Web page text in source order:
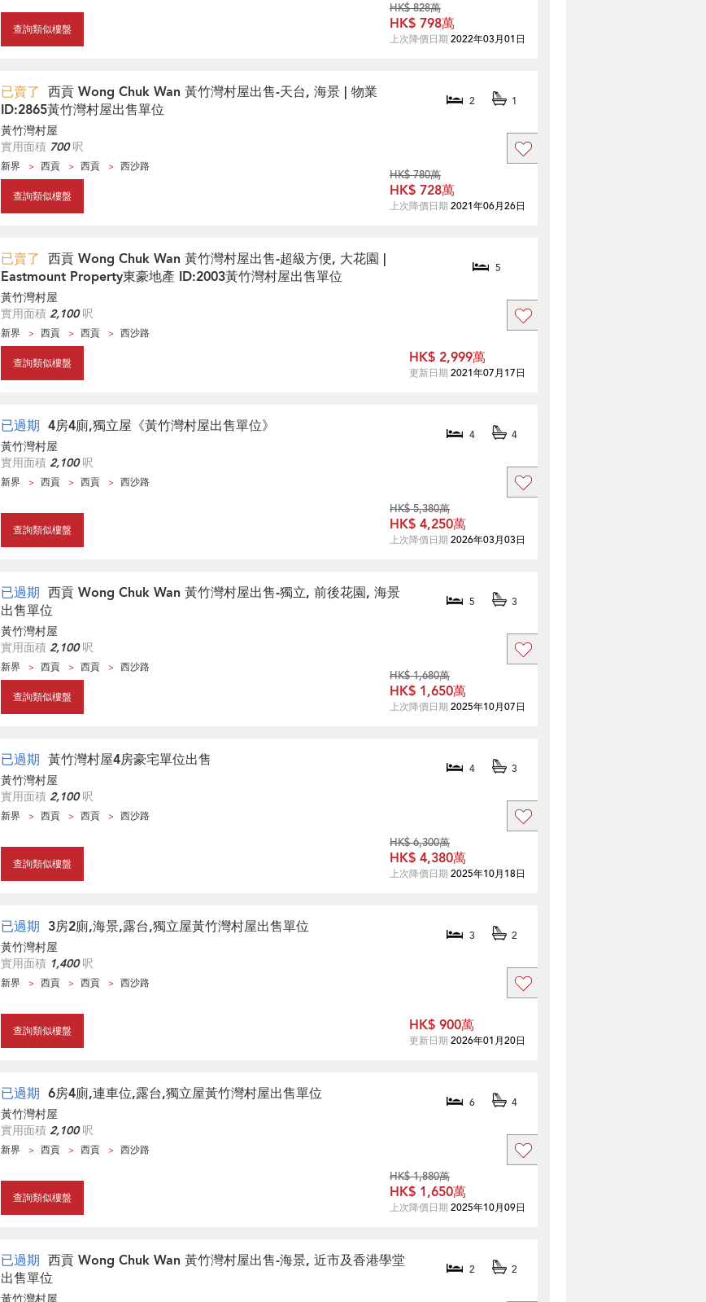
查詢類似樓盤
HK$ 828萬
HK$ 798萬
上次降價日期 2022年03月01日
已賣了 西貢 Wong Chuk Wan 黃竹灣村屋出售-天台, 海景 | 物業
ID:2865黃竹灣村屋出售單位
2 1
黃竹灣村屋
實用面積 700呎
新界 西貢 西貢 西沙路
查詢類似樓盤
HK$ 780萬
HK$ 728萬
上次降價日期 2021年06月26日
已賣了 西貢 Wong Chuk Wan 黃竹灣村屋出售-超級方便, 大花園 |
Eastmount Property東豪地產 ID:2003黃竹灣村屋出售單位
5
黃竹灣村屋
實用面積 2,100呎
新界 西貢 西貢 西沙路
查詢類似樓盤 HK$ 2,999萬
更新日期 2021年07月17日
已過期 4房4廁,獨立屋《黃竹灣村屋出售單位》 4 4
黃竹灣村屋
實用面積 2,100呎
新界 西貢 西貢 西沙路
查詢類似樓盤
HK$ 5,380萬
HK$ 4,250萬
上次降價日期 2026年03月03日
已過期 西貢 Wong Chuk Wan 黃竹灣村屋出售-獨立, 前後花園, 海景
出售單位
5 3
黃竹灣村屋
實用面積 2,100呎
新界 西貢 西貢 西沙路
查詢類似樓盤
HK$ 1,680萬
HK$ 1,650萬
上次降價日期 2025年10月07日
已過期 黃竹灣村屋4房豪宅單位出售 4 3
黃竹灣村屋
實用面積 2,100呎
新界 西貢 西貢 西沙路
查詢類似樓盤
HK$ 6,300萬
HK$ 4,380萬
上次降價日期 2025年10月18日
已過期 3房2廁,海景,露台,獨立屋黃竹灣村屋出售單位 3 2
黃竹灣村屋
實用面積 1,400呎
新界 西貢 西貢 西沙路
查詢類似樓盤 HK$ 900萬
更新日期 2026年01月20日
已過期 6房4廁,連車位,露台,獨立屋黃竹灣村屋出售單位 6 4
黃竹灣村屋
實用面積 2,100呎
新界 西貢 西貢 西沙路
查詢類似樓盤
HK$ 1,880萬
HK$ 1,650萬
上次降價日期 2025年10月09日
已過期 西貢 Wong Chuk Wan 黃竹灣村屋出售-海景, 近市及香港學堂
出售單位
2 2